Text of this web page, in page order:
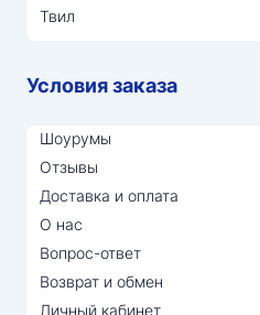
Твил
Условия заказа
Шоурумы
Отзывы
Доставка и оплата
О нас
Вопрос-ответ
Возврат и обмен
Личный кабинет